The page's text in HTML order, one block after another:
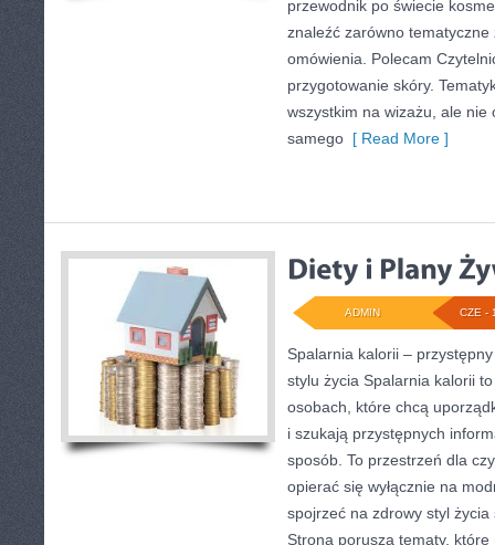
przewodnik po świecie
znaleźć zarówno
omówienia. Polecam
przygotowanie skóry.
wszystkim na wizażu, ale nie
samego [ Read More ]
CZE -
ADMIN
Spalarnia kalorii –
stylu życia Spalarnia kalorii
osobach, które chcą
i szukają przystępnych
sposób. To przestrzeń dla
opierać się wyłącznie na
spojrzeć na zdrowy styl
Strona porusza tematy,